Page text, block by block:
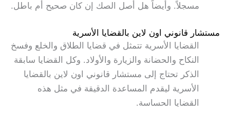
مسجلاً. وأيضاً هل أصل الصك إن كان صحيح أم باطل.
مستشار قانوني اون لاين بالقضايا الأسرية
القضايا الأسرية تتمثل في قضايا الطلاق والخلع وفسخ
النكاح والحضانة والزيارة والأولاد. وكل القضايا سابقة
الذكر تحتاج إلى مستشار قانوني اون لاين بالقضايا
الأسرية ليقدم المساعدة الدقيقة في مثل هذه
القضايا الحساسة.